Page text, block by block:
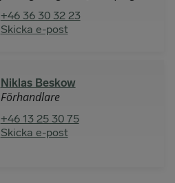
+46 36 30 32 23
Skicka e-post
Niklas Beskow
Förhandlare
+46 13 25 30 75
Skicka e-post